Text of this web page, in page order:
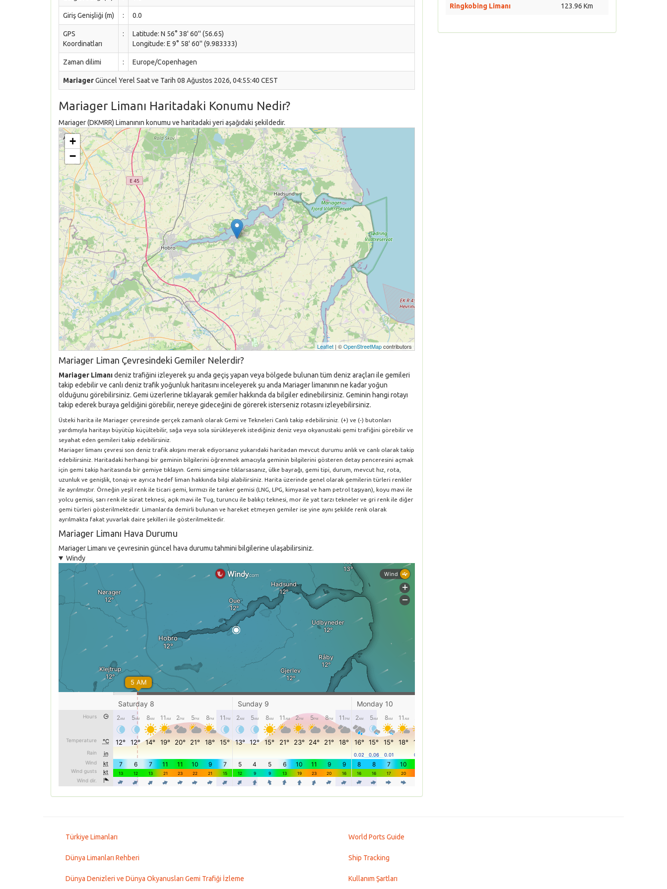
Giriş Genişliği (m) : 0.0
GPS
Koordinatları
:
Latitude: N 56° 38' 60'' (56.65)
Longitude: E 9° 58' 60'' (9.983333)
Zaman dilimi : Europe/Copenhagen
MariagerGüncel Yerel Saat ve Tarih 08 Ağustos 2026, 04:55:40 CEST
Mariager Limanı Haritadaki Konumu Nedir?
Mariager (DKMRR) Limanının konumu ve haritadaki yeri aşağıdaki şekildedir.
+
−
Leaflet | ©OpenStreetMapcontributors
Mariager Liman Çevresindeki Gemiler Nelerdir?
Mariager Limanıdeniz trafiğini izleyerek şu anda geçiş yapan veya bölgede bulunan tüm deniz araçları ile gemileri
takip edebilir ve canlı deniz trafik yoğunluk haritasını inceleyerek şu anda Mariager limanının ne kadar yoğun
olduğunu görebilirsiniz. Gemi üzerlerine tıklayarak gemiler hakkında da bilgiler edinebilirsiniz. Geminin hangi rotayı
takip ederek buraya geldiğini görebilir, nereye gideceğini de görerek isterseniz rotasını izleyebilirsiniz.
Üsteki harita ile Mariager çevresinde gerçek zamanlı olarak Gemi ve Tekneleri Canlı takip edebilirsiniz. (+) ve (-) butonları
yardımıyla haritayı büyütüp küçültebilir, sağa veya sola sürükleyerek istediğiniz deniz veya okyanustaki gemi trafiğini görebilir ve
seyahat eden gemileri takip edebilirsiniz.
Mariager limanı çevresi son deniz trafik akışını merak ediyorsanız yukarıdaki haritadan mevcut durumu anlık ve canlı olarak takip
edebilirsiniz. Haritadaki herhangi bir geminin bilgilerini öğrenmek amacıyla geminin bilgilerini gösteren detay penceresini açmak
için gemi takip haritasında bir gemiye tıklayın. Gemi simgesine tıklarsasanız, ülke bayrağı, gemi tipi, durum, mevcut hız, rota,
uzunluk ve genişlik, tonajı ve ayrıca hedef liman hakkında bilgi alabilirsiniz. Harita üzerinde genel olarak gemilerin türleri renkler
ile ayrılmıştır. Örneğin yeşil renk ile ticari gemi, kırmızı ile tanker gemisi (LNG, LPG, kimyasal ve ham petrol taşıyan), koyu mavi ile
yolcu gemisi, sarı renk ile sürat teknesi, açık mavi ile Tug, turuncu ile balıkçı teknesi, mor ile yat tarzı tekneler ve gri renk ile diğer
gemi türleri gösterilmektedir. Limanlarda demirli bulunan ve hareket etmeyen gemiler ise yine aynı şekilde renk olarak
ayrılmakta fakat yuvarlak daire şekilleri ile gösterilmektedir.
Mariager Limanı Hava Durumu
Mariager Limanı ve çevresinin güncel hava durumu tahmini bilgilerine ulaşabilirsiniz.
Windy
Ringkobing Limanı 123.96 Km
Türkiye Limanları
Dünya Limanları Rehberi
Dünya Denizleri ve Dünya Okyanusları Gemi Trafiği İzleme
World Ports Guide
Ship Tracking
Kullanım Şartları